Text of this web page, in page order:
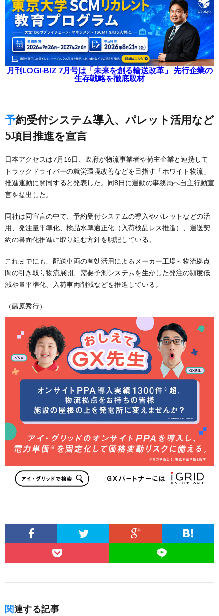
月刊LOGI-BIZ 7月号は「未来を創る輸送改革」 先行企業の
生存戦略を徹底取材
予約受付システム導入、パレット活用など
5項目推進を宣言
日本アクセスは7月16日、政府が物流事業者や荷主企業と連携して
トラックドライバーの就労環境改善などを目指す「ホワイト物流」
推進運動に賛同すると発表した。同8日に運動の事務局へ自主行動宣
言を提出した。
同社は同宣言の中で、予約受付システムの導入やパレットなどの活
用、発注量平準化、検品水準適正化（入荷検品レス推進）、運送契
約の書面化推進に取り組む方針を明記している。
これまでにも、配送車両の有効活用によるメーカー工場～物流拠点
間の引き取り物流展開、需要予測システムを生かした発注の頻度低
減や量平準化、入荷車両削減などを推進している。
（藤原秀行）
関連する記事